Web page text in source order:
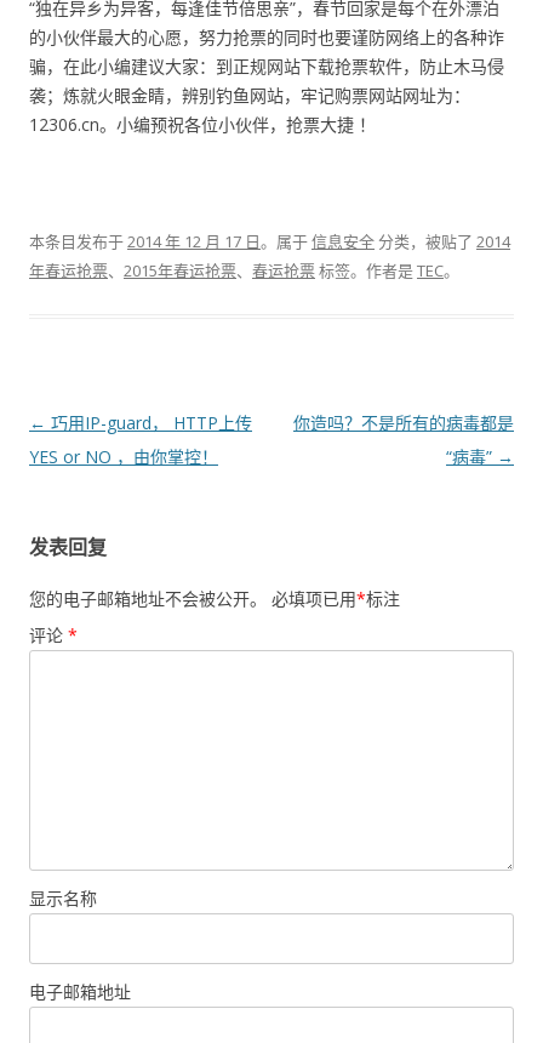
“独在异乡为异客，每逢佳节倍思亲”，春节回家是每个在外漂泊
的小伙伴最大的心愿，努力抢票的同时也要谨防网络上的各种诈
骗，在此小编建议大家：到正规网站下载抢票软件，防止木马侵
袭；炼就火眼金睛，辨别钓鱼网站，牢记购票网站网址为：
12306.cn。小编预祝各位小伙伴，抢票大捷 ！
本条目发布于2014 年 12 月 17 日。属于信息安全分类，被贴了 2014
年春运抢票、 2015年春运抢票、 春运抢票标签。 作者是TEC。
文章导航
← 巧用IP-guard， HTTP上传
YES or NO ，由你掌控！
你造吗？不是所有的病毒都是
“病毒” →
发表回复
您的电子邮箱地址不会被公开。 必填项已用*标注
评论 *
显示名称
电子邮箱地址